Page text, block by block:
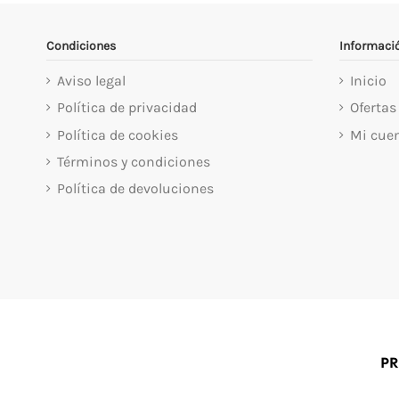
Condiciones
Aviso legal
Política de privacidad
Política de cookies
Términos y condiciones
Política de devoluciones
Inicio
Ofertas
Mi